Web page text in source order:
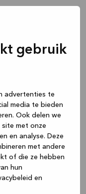
gebruik
advertenties te
media te bieden
Ook delen we
met onze
en analyse. Deze
met andere
of die ze hebben
hun
en